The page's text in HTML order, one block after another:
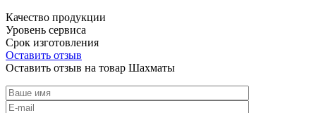
Качество продукции
Уровень сервиса
Срок изготовления
Оставить отзыв
Оставить отзыв на товар Шахматы